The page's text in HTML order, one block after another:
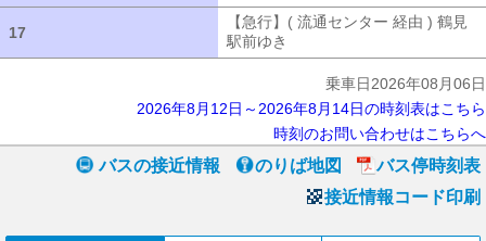
17
【急行】( 流通センター 経由 ) 鶴見
駅前ゆき
乗車日2026年08月06日
2026年8月12日～2026年8月14日の時刻表はこちら
時刻のお問い合わせはこちらへ
バスの接近情報 のりば地図
バス停時刻表
接近情報コード印刷